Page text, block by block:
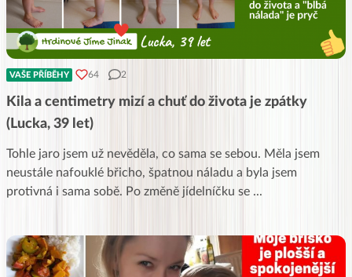
VAŠE PŘÍBĚHY 64 2
Kila a centimetry mizí a chuť do života je zpátky
(Lucka, 39 let)
Tohle jaro jsem už nevěděla, co sama se sebou. Měla jsem
neustále nafouklé břicho, špatnou náladu a byla jsem
protivná i sama sobě. Po změně jídelníčku se ...